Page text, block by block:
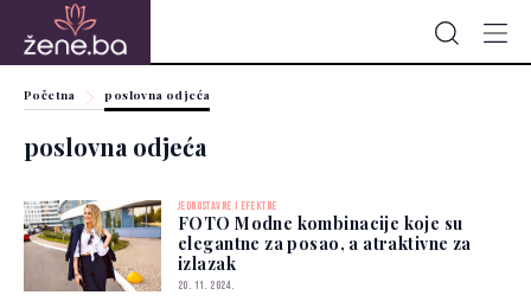
Početna poslovna odjeća
poslovna odjeća
JEDNOSTAVNE I EFEKTNE
FOTO Modne kombinacije koje su
elegantne za posao, a atraktivne za
izlazak
20. 11. 2024.